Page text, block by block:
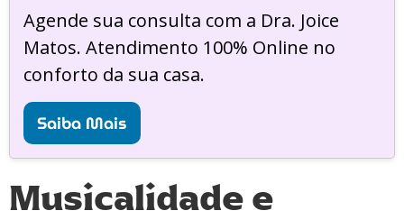
Agende sua consulta com a Dra. Joice
Matos. Atendimento 100% Online no
conforto da sua casa.
Saiba Mais
Musicalidade e